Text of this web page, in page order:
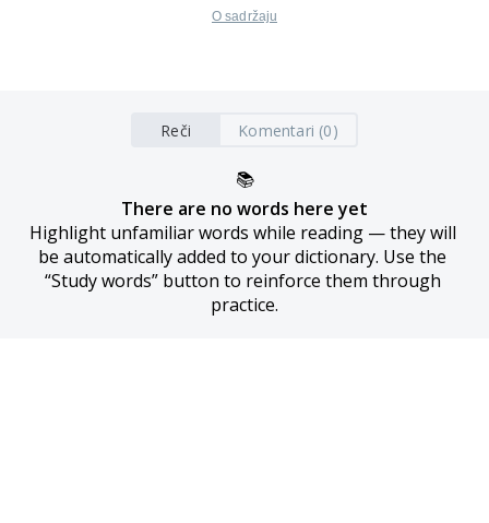
O sadržaju
Reči Komentari (0)
📚
There are no words here yet
Highlight unfamiliar words while reading — they will
be automatically added to your dictionary. Use the
“Study words” button to reinforce them through
practice.